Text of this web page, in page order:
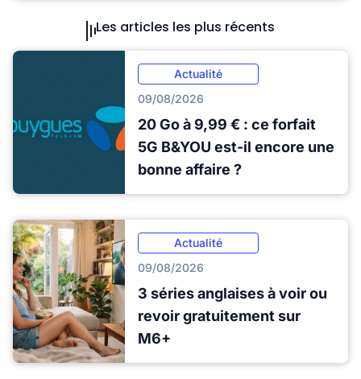
Les articles les plus récents
Actualité
09/08/2026
20 Go à 9,99 € : ce forfait
5G B&YOU est-il encore une
bonne affaire ?
Actualité
09/08/2026
3 séries anglaises à voir ou
revoir gratuitement sur
M6+